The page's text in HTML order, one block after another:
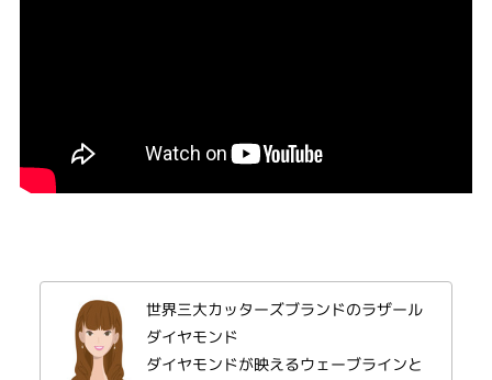
テイスト
世界三大カッターズブランドのラザール
ダイヤモンド
ダイヤモンドが映えるウェーブラインと